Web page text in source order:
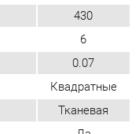
Да
Нет
Нет
Современный
Да